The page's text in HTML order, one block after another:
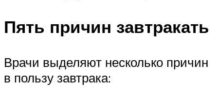
Пять причин завтракать
Врачи выделяют несколько причин
в пользу завтрака: